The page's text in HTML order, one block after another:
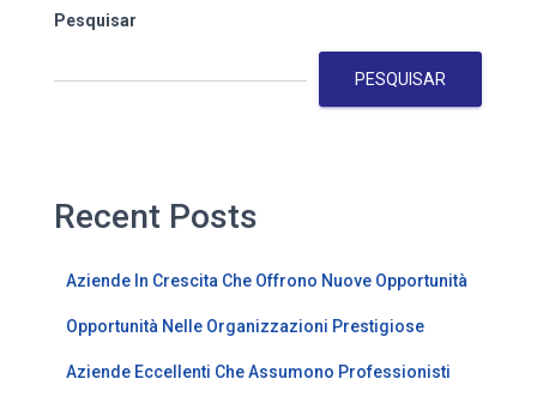
Pesquisar
PESQUISAR
Recent Posts
Aziende In Crescita Che Offrono Nuove Opportunità
Opportunità Nelle Organizzazioni Prestigiose
Aziende Eccellenti Che Assumono Professionisti